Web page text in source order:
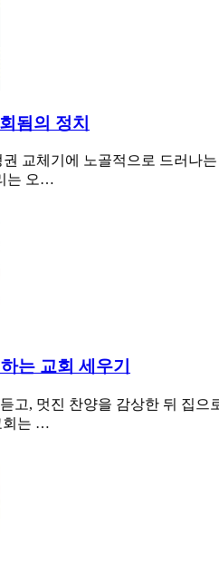
됨의 정치
교체기에 노골적으로 드러나
는 오…
는 교회 세우기
고, 멋진 찬양을 감상한 뒤 집
회는 …